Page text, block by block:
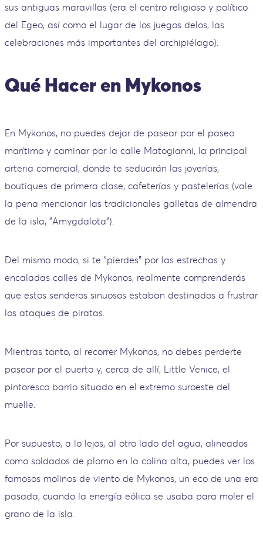
sus antiguas maravillas (era el centro religioso y político
del Egeo, así como el lugar de los juegos delos, las
celebraciones más importantes del archipiélago).
Qué Hacer en Mykonos
En Mykonos, no puedes dejar de pasear por el paseo
marítimo y caminar por la calle Matogianni, la principal
arteria comercial, donde te seducirán las joyerías,
boutiques de primera clase, cafeterías y pastelerías (vale
la pena mencionar las tradicionales galletas de almendra
de la isla, "Amygdalota").
Del mismo modo, si te "pierdes" por las estrechas y
encaladas calles de Mykonos, realmente comprenderás
que estos senderos sinuosos estaban destinados a frustrar
los ataques de piratas.
Mientras tanto, al recorrer Mykonos, no debes perderte
pasear por el puerto y, cerca de allí, Little Venice, el
pintoresco barrio situado en el extremo suroeste del
muelle.
Por supuesto, a lo lejos, al otro lado del agua, alineados
como soldados de plomo en la colina alta, puedes ver los
famosos molinos de viento de Mykonos, un eco de una era
pasada, cuando la energía eólica se usaba para moler el
grano de la isla.